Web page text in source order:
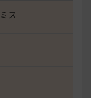
ス